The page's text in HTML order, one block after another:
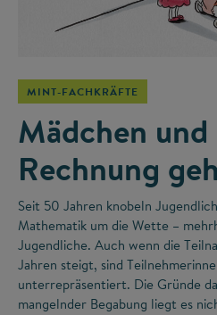
MINT-FACHKRÄFTE
Mädchen
Rechnung
Seit 50 Jahren knobeln
Mathematik um die Wette –
Jugendliche. Auch wenn die
Jahren steigt, sind
unterrepräsentiert. Die Gründe
mangelnder Begabung liegt es